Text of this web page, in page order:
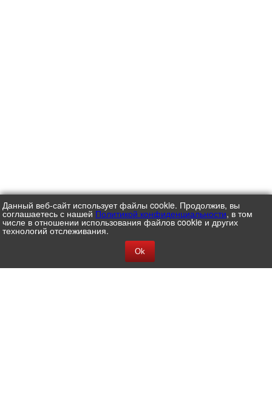
Данный веб-сайт использует файлы cookie. Продолжив, вы
соглашаетесь с нашей Политикой конфиденциальности, в том
числе в отношении использования файлов cookie и других
технологий отслеживания.
Ok